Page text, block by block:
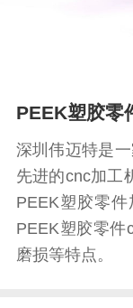
PEEK塑胶零
深圳伟迈特是
先进的cnc加工
PEEK塑胶零件
PEEK塑胶零
磨损等特点。